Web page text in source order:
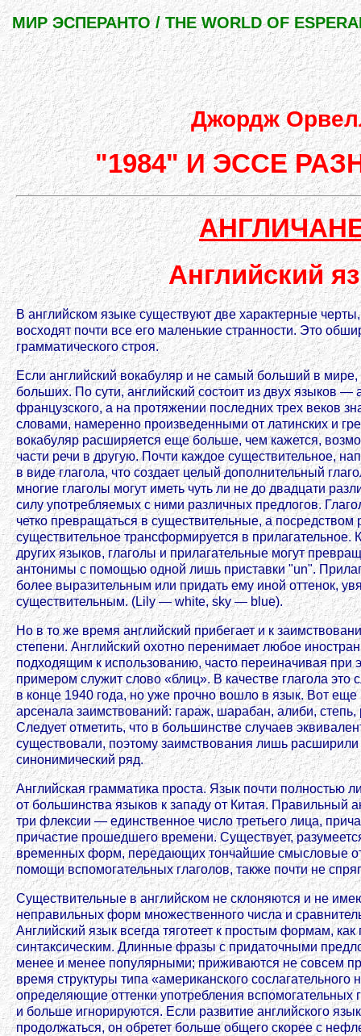
МИР ЭСПЕРАНТО / THE WORLD OF
Джордж
"1984" И ЭССЕ
Английский
В английском языке существуют две характерные
восходят почти все его маленькие странности. Это
грамматического строя.
Если английский вокабуляр и не самый больший в
больших. По сути, английский состоит из двух языков —
французского, а на протяжении последних трех веков
словами, намеренно произведенными от латинских и
вокабуляр расширяется еще больше, чем кажется,
части речи в другую. Почти каждое существительное,
в виде глагола, что создает целый дополнительный
многие глаголы могут иметь чуть ли не до двадцати
силу употребляемых с ними различных предлогов.
четко превращаться в существительные, а
существительное трансформируется в прилагательное.
других языков, глаголы и прилагательные могут
антонимы с помощью одной лишь приставки "un".
более выразительным или придать ему иной оттенок,
существительным. (Lily — white, sky — blue).
Но в то же время английский прибегает и к
степени. Английский охотно перенимает любое
подходящим к использованию, часто переиначивая при
примером служит слово «блиц». В качестве глагола это
в конце 1940 года, но уже прочно вошло в язык. Вот
арсенала заимствований: гараж, шарабан, алиби,
Следует отметить, что в большинстве случаев
существовали, поэтому заимствования лишь расширили
синонимический ряд.
Английская грамматика проста. Язык почти полностью
от большинства языков к западу от Китая. Правильный
три флексии — единственное число третьего лица,
причастие прошедшего времени. Существует,
временных форм, передающих тончайшие смысловые
помощи вспомогательных глаголов, также почти не
Существительные в английском не склоняются и не
неправильных форм множественного числа и
Английский язык всегда тяготеет к простым формам, как
синтаксическим. Длинные фразы с придаточными
менее и менее популярными; приживаются не совсем
время структуры типа «американского
определяющие оттенки употребления
и больше игнорируются. Если развитие английского
продолжаться, он обретет больше общего скорее с